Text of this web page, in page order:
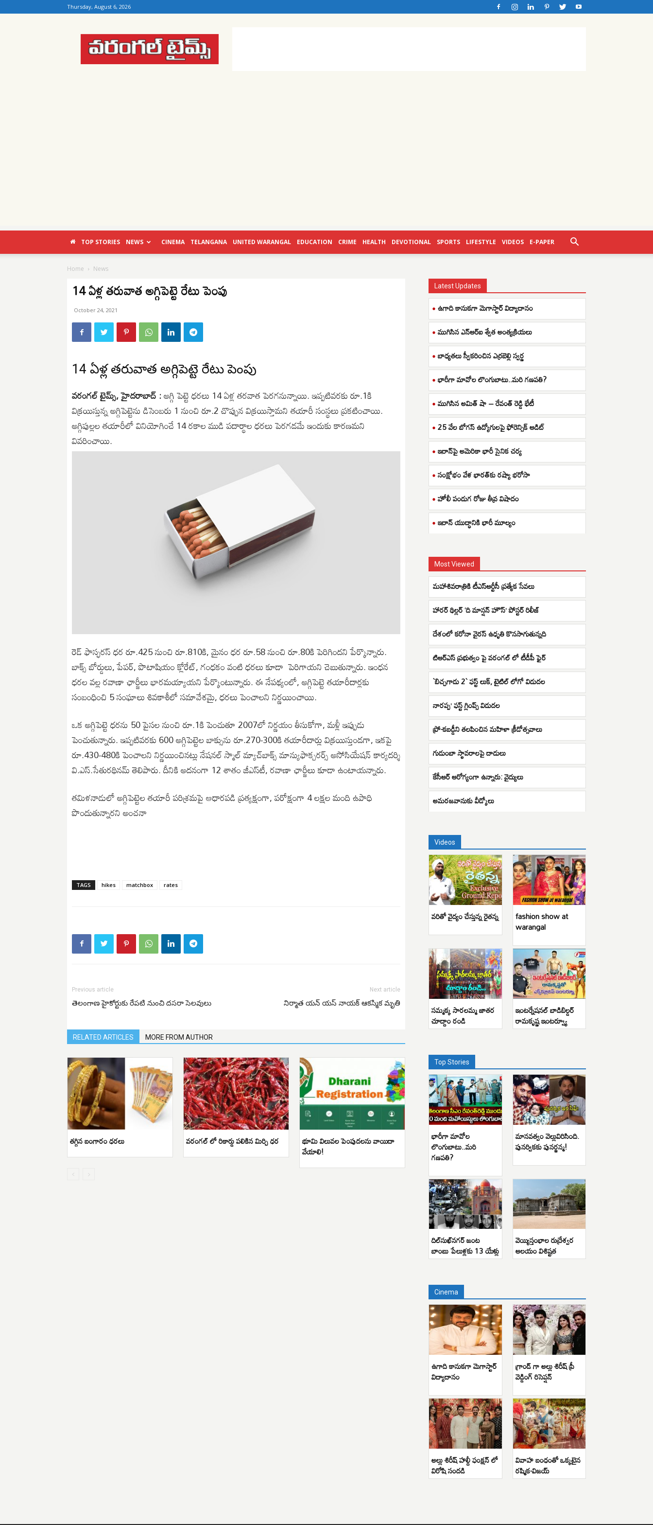
Thursday, August 6, 2026
Warangal
Times
TOP STORIES NEWS CINEMA TELANGANA UNITED WARANGAL EDUCATION CRIME HEALTH DEVOTIONAL SPORTS LIFESTYLE VIDEOS E-PAPER
Home News
14 ఏళ్ల తరువాత అగ్గిపెట్టె రేటు పెంపు
October 24, 2021
14 ఏళ్ల తరువాత అగ్గిపెట్టె రేటు పెంపు
వరంగల్ టైమ్స్, హైదరాబాద్ :అగ్గి పెట్టె ధరలు 14 ఏళ్ల తరవాత పెరగనున్నాయి. ఇప్పటివరకు రూ.1కి
విక్రయిస్తున్న అగ్గిపెట్టెను డిసెంబరు 1 నుంచి రూ.2 చొప్పున విక్రయిస్తామని తయారీ సంస్థలు ప్రకటించాయి.
అగ్గిపుల్లల తయారీలో వినియోగించే 14 రకాల ముడి పదార్థాల ధరలు పెరగడమే ఇందుకు కారణమని
వివరించాయి.
రెడ్‌ ఫాస్ఫరస్‌ ధర రూ.425 నుంచి రూ.810కి, మైనం ధర రూ.58 నుంచి రూ.80కి పెరిగిందని పేర్కొన్నారు.
బాక్స్‌ బోర్డులు, పేపర్‌, పొటాషియం క్లోరేట్‌, గంధకం వంటి ధరలు కూడా పెరిగాయని చెబుతున్నారు. ఇంధన
ధరల వల్ల రవాణా ఛార్జీలు భారమయ్యాయని పేర్కొంటున్నారు. ఈ నేపథ్యంలో, అగ్గిపెట్టె తయారీదార్లకు
సంబంధించి 5 సంఘాలు శివకాశీలో సమావేశమై, ధరలు పెంచాలని నిర్ణయించాయి.
ఒక అగ్గిపెట్టె ధరను 50 పైసల నుంచి రూ.1కి పెంచుతూ 2007లో నిర్ణయం తీసుకోగా, మళ్లీ ఇప్పుడు
పెంచుతున్నారు. ఇప్పటివరకు 600 అగ్గిపెట్టెల బాక్సును రూ.270-300కి తయారీదార్లు విక్రయిస్తుండగా, ఇకపై
రూ.430-480కి పెంచాలని నిర్ణయించినట్లు నేషనల్‌ స్మాల్‌ మ్యాచ్‌బాక్స్‌ మాన్యుఫాక్చరర్స్‌ అసోసియేషన్‌ కార్యదర్శి
వి.ఎస్‌.సేతురథినమ్‌ తెలిపారు. దీనికి అదనంగా 12 శాతం జీఎస్‌టీ, రవాణా ఛార్జీలు కూడా ఉంటాయన్నారు.
తమిళనాడులో అగ్గిపెట్టెల తయారీ పరిశ్రమపై ఆధారపడి ప్రత్యక్షంగా, పరోక్షంగా 4 లక్షల మంది ఉపాధి
పొందుతున్నారని అంచనా
TAGS hikes matchbox rates
Previous article
తెలంగాణ హైకోర్టుకు రేపటి నుంచి దసరా సెలవులు
Next article
నిర్మాత యన్ యస్ నాయక్ ఆకస్మిక మృతి
RELATED ARTICLES MORE FROM AUTHOR
తగ్గిన బంగారం ధరలు వరంగల్ లో రికార్డు పలికిన మిర్చి ధర భూమి విలువ‌ల పెంపుద‌లను వాయిదా
వేయాలి!
Latest Updates
ఉగాది కానుకగా మెగాస్టార్ విద్యాదానం
ముగిసిన ఎన్ఆర్ఐ శ్వేత అంత్యక్రియలు
బాధ్యతలు స్వీకరించిన ఎర్రబెల్లి స్వర్ణ
భారీగా మావోల లొంగుబాటు..మరి గణపతి?
ముగిసిన అమిత్ షా – రేవంత్ రెడ్డి భేటీ
25 వేల బోగస్ ఉద్యోగులపై ఫోరెన్సిక్ ఆడిట్
ఇరాన్‌పై అమెరికా భారీ సైనిక చర్య
సంక్షోభం వేళ భారత్‌కు రష్యా భరోసా
హోలీ పండుగ రోజు తీవ్ర విషాదం
ఇరాన్ యుద్ధానికి భారీ మూల్యం
Most Viewed
మహాశివరాత్రికి టీఎస్ఆర్టీసీ ప్రత్యేక సేవలు
హారర్ థిల్లర్ ‘ది మాన్షన్ హౌస్’ పోస్టర్ రిలీజ్
దేశంలో క‌రోనా వైర‌స్ ఉధృతి కొన‌సాగుతున్న‌ది
టిఆర్ఎస్ ప్రభుత్వం పై వరంగల్ లో టీడీపీ ఫైర్
`బిచ్చ‌గాడు 2` ఫ‌స్ట్ లుక్‌, టైటిల్ ‌లోగో విడుద‌ల
నారప్ప’ ఫస్ట్ గ్లింప్స్ విడుదల
ప్రో-కబడ్డీని తలపించిన మహిళా క్రీడోత్సవాలు
గుడుంబా స్థావరాలపై దాడులు
కేసీఆర్ ఆరోగ్యంగా ఉన్నారు: వైద్యులు
అమరజవానుకు వీడ్కోలు
Videos
వరితో వైద్యం చేస్తున్న రైతన్న fashion show at
warangal
సమ్మక్క సారలమ్మ జాతర
చూద్దాం రండి
ఇంటర్నేషనల్ బాడిబిల్డర్
రామకృష్ణ ఇంటర్వ్యూ
Top Stories
భారీగా మావోల
లొంగుబాటు..మరి
గణపతి?
మానవత్వం వెల్లువిరిసింది.
పునర్వికకు పునర్జన్మ!
దిల్‌సుఖ్‌నగర్ జంట
బాంబు పేలుళ్లకు 13 యేళ్లు
వెయ్యిస్తంభాల రుద్రేశ్వర
ఆలయం విశిష్టత
Cinema
ఉగాది కానుకగా మెగాస్టార్
విద్యాదానం
గ్రాండ్ గా అల్లు శిరీష్ ప్రీ
వెడ్డింగ్ రిసెప్షన్
అల్లు శిరీష్ హల్దీ ఫంక్షన్ లో
విరోషి సందడి
వివాహ బంధంతో ఒక్కటైన
రష్మిక-విజయ్